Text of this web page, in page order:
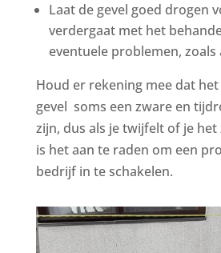
Laat de gevel goed drogen
verdergaat met het
eventuele problemen, zoals
Houd er rekening mee dat
gevel soms een zware en
zijn, dus als je twijfelt of je
is het aan te raden om een
bedrijf in te schakelen.